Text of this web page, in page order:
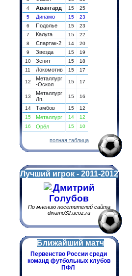
4
Авангард 15
25
5
Динамо 15
23
6
Подолье 15
23
7
Калуга 15
22
8
Спартак-2 14
20
9
Звезда 15
19
10
Зенит 15
18
11
Локомотив 15 17
12
Металлург
-Оскол
15 17
13
Металлург
Лп.
15 16
14 Тамбов 15
12
15
Металлург 14
12
16
Орёл 15 10
полная таблица
Лучший игрок - 2011-2012
Дмитрий
Голубов
По мнению посетителей сайта
dinamo32.ucoz.ru
Ближайший матч
Первенство России среди
команд футбольных клубов
ПФЛ